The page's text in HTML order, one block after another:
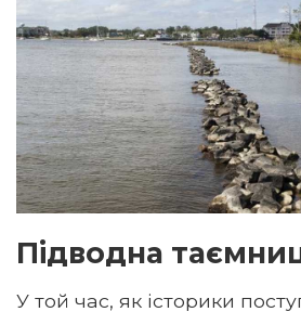
Підводна
У той час, як історики